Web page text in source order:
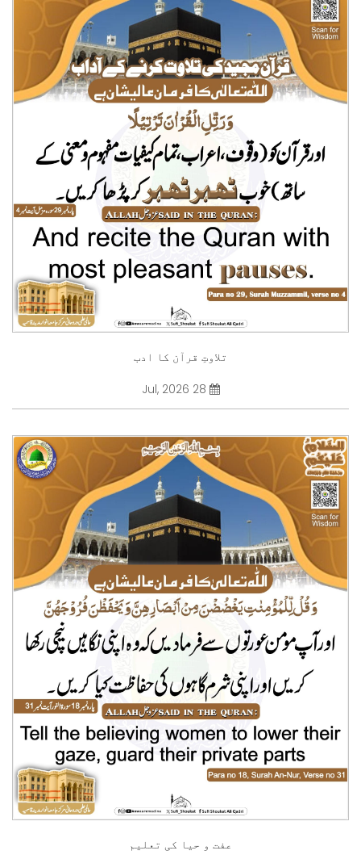
تلاوتِ قرآن کا ادب
عفت و حیا کی تعلیم